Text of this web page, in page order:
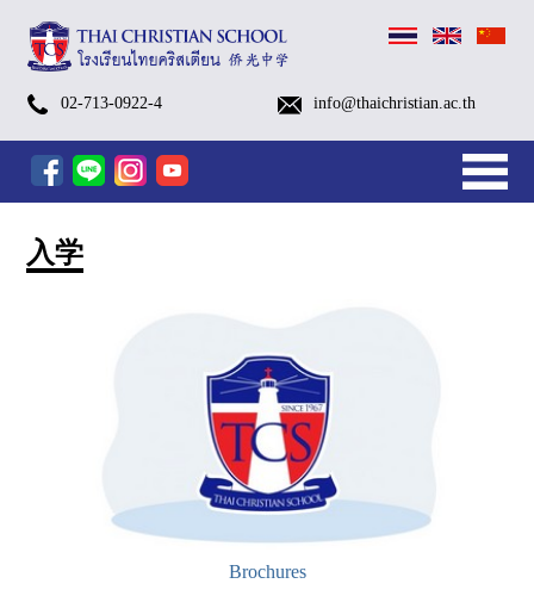
02-713-0922-4
info@thaichristian.ac.th
(Thai)
ค่าย
ความ
พร้อม
(Prep
Camp)
(Thai)
G.1-
Summer
Camp
2026
(Thai)
Kindergarten
Camp
2026
(Thai)
Open
ระดับ
ประถม
ศึกษา
(Thai)
Open
ปฐมวัย
รอบ
พิเศษ
(Thai)
TCS
House
2025
–
ครั้ง
(Thai)
TCS
Camp
2025(Grade
1
–
(Thai)
TCS
Camp
2025
(Pre-
K
(Thai)
อบรม
ปฏิบัติ
การ
AI
Tools
More…
School
Calendar
Year
2025
Pay
the
fee
via
mobile
banking
(Thai)
ตัวอย่าง
นักเรียน
Payment
Methods
More…
课
程
Kindergarten
(Pre-
–
KG)
Primary
Level
–
G.6)
Secondary
Level
–
G.12)
后，
营
地
After
School
FORM
[1/2026]
Kindergarten
After
[1/2026]
After
School
[1/2026]
Edutainment
Programs
Small
Groups
&
Chi.)
[1/2026]
TCS
FOOTBALL
TCS
SWIMMING
与
设
施
School
Bus
Swimming
Classes
Library
School
Nurse
Brochures
Admissions
Process
Visa
for
Students
与
联
系
Alumni
EP1-
TCS
Talk
BB
and
(Chaplain
Dept.)
Contact
Information
History
Identity
&
Organization
Chart
TCSS
(Thai
Sapanluang
School)
Sapan
Luang
入学
Brochures